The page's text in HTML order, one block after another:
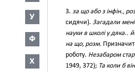
У
Ф
Х
3. за що або з інфін.,
сидячи). Загадали
науки в школі у дяка..
на що, розм.
роботу. Незабаром
1949, 372); Та коли б